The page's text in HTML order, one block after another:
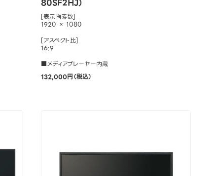
80SF2HJ）
[表示画素数]
1920 × 1080
[アスペクト比]
16:9
■メディアプレーヤー内蔵
132,000円（税込）